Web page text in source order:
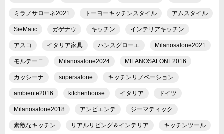
ミラノサローネ2021 トーヨーキッチンスタイル アムスタイル
SieMatic ガゲナウ キッチン インテリアキッチン
アスコ イタリア家具 ハンスグローエ Milanosalone2021
モルテーニ Milanosalone2024 MILANOSALONE2016
カッシーナ supersalone キッチンリノベーション
ambiente2016 kitchenhouse イタリア ドイツ
Milanosalone2018 アンビエンテ ジーマティック
素敵なキッチン リアルリビング＆インテリア キッチンツール